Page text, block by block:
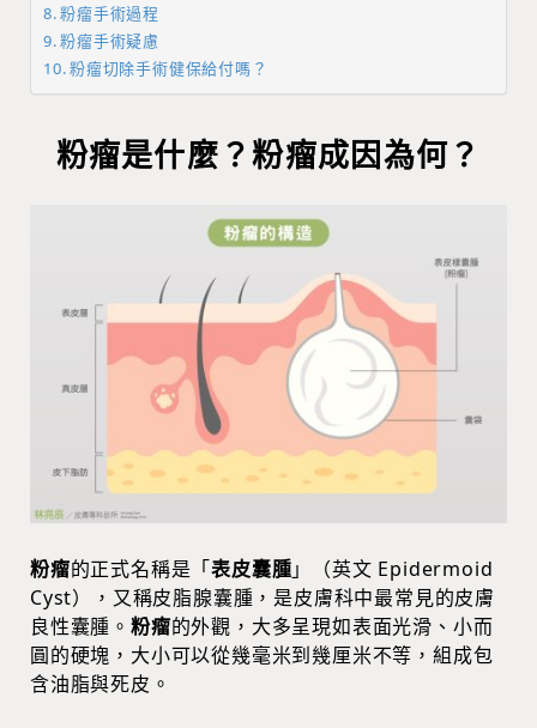
粉瘤手術過程
粉瘤手術疑慮
粉瘤切除手術健保給付嗎？
粉瘤是什麼？粉瘤成因為何？
粉瘤的正式名稱是「表皮囊腫」（英文 Epidermoid
Cyst），又稱皮脂腺囊腫，是皮膚科中最常見的皮膚
良性囊腫。 粉瘤的外觀，大多呈現如表面光滑、小而
圓的硬塊，大小可以從幾毫米到幾厘米不等，組成包
含油脂與死皮。